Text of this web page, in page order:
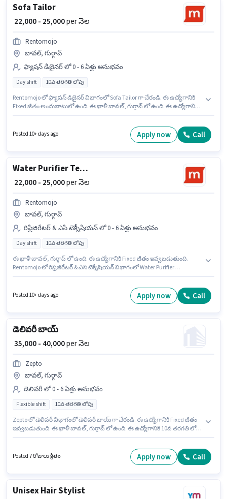
Sofa Tailor
₹ 22,000 - 25,000per నెల
Rentomojo
బావల్, గుర్గావ్
ఫ్యాషన్ డిజైనర్ లో 0 - 6 ఏళ్లు అనుభవం
Day shift 10వ తరగతి లోపు
Rentomojo లో ఫ్యాషన్ డిజైనర్ విభాగంలో Sofa Tailor గా చేరండి. ఈ ఉద్యోగానికి
Fixed జీతం అందుబాటులో ఉంది. ఈ ఖాళీ బావల్, గుర్గావ్ లో ఉంది. ఈ ఉద్యోగానికి
₹25000 వరకు సంపాదించవచ్చు. ఈ ఉద్యోగం Full Time ప్రాతిపదికపై, DAY shift
Posted 10+ days ago Apply now Call
Water Purifier Technician
₹ 22,000 - 25,000per నెల
Rentomojo
బావల్, గుర్గావ్
రిఫ్రిజిరేటర్ & ఎసి టెక్నీషియన్ లో 0 - 6 ఏళ్లు అనుభవం
Day shift 10వ తరగతి లోపు
ఈ ఖాళీ బావల్, గుర్గావ్ లో ఉంది. ఈ ఉద్యోగానికి Fixed జీతం ఇవ్వబడుతుంది.
Rentomojo లో రిఫ్రిజిరేటర్ & ఎసి టెక్నీషియన్ విభాగంలో Water Purifier
6 days working ఉంటాయి. ఈ ఉద్యోగం 0 - 6 ఏళ్లు సంవత్సరాల అనుభవం ఉన్న
Posted 10+ days ago Apply now Call
డెలివరీ బాయ్
₹ 35,000 - 40,000per నెల
Zepto
బావల్, గుర్గావ్
డెలివరీ లో 0 - 6 ఏళ్లు అనుభవం
Flexible shift 10వ తరగతి లోపు
Zepto లో డెలివరీ విభాగంలో డెలివరీ బాయ్ గా చేరండి. ఈ ఉద్యోగానికి Fixed జీతం
ఇవ్వబడుతుంది. ఈ ఖాళీ బావల్, గుర్గావ్ లో ఉంది. ఈ ఉద్యోగానికి 10వ తరగతి లోపు
సంపాదించవచ్చు. ఈ ఉద్యోగం Full Time ప్రాతిపదికపై, FLEXIBLE shift మరియు
Posted 7 రోజులు క్రితం Apply now Call
Unisex Hair Stylist